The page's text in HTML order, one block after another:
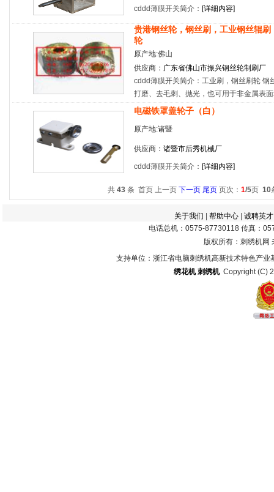
cddd薄膜开关简介： [详细内容]
贵港钢丝轮，钢丝刷，工业钢丝辊
轮
原产地:佛山
供应商： 广东省佛山市振兴钢丝轮制刷厂
cddd薄膜开关简介：工业刷，钢丝刷轮 钢
打磨、去毛刺、抛光，也可用于非金属表
电磁铁罩盖轮子（白）
原产地:诸暨
供应商： 诸暨市后秀机械厂
cddd薄膜开关简介： [详细内容]
共 43 条 首页 上一页 下一页 尾页 页次： 1/5页 10
关于我们 帮助中心| 诚聘英才
电话总机：0575-87730118 传真：
版权所有：刺绣机网
支持单位：浙江省电脑刺绣机高新技术特色产
绣花机 刺绣机Copyright (C)